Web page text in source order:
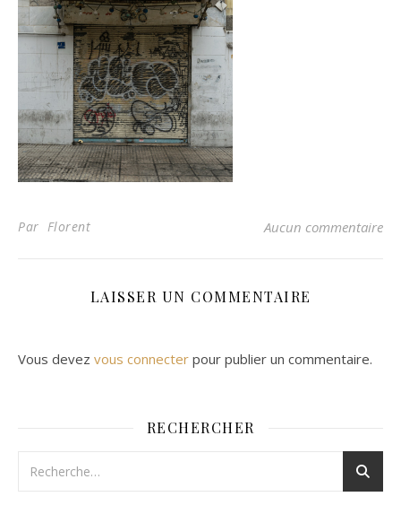
Par Florent Aucun commentaire
LAISSER UN COMMENTAIRE
Vous devez vous connecter pour publier un commentaire.
RECHERCHER